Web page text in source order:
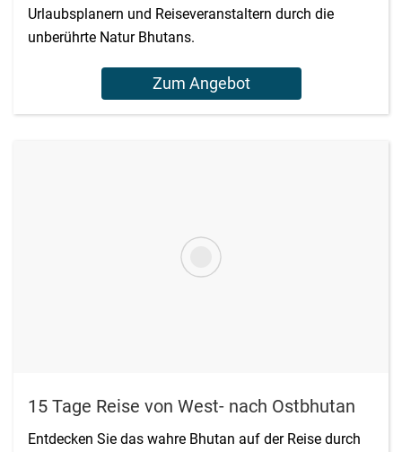
Urlaubsplanern und Reiseveranstaltern durch die
unberührte Natur Bhutans.
Zum Angebot
15 Tage Reise von West- nach Ostbhutan
Entdecken Sie das wahre Bhutan auf der Reise durch